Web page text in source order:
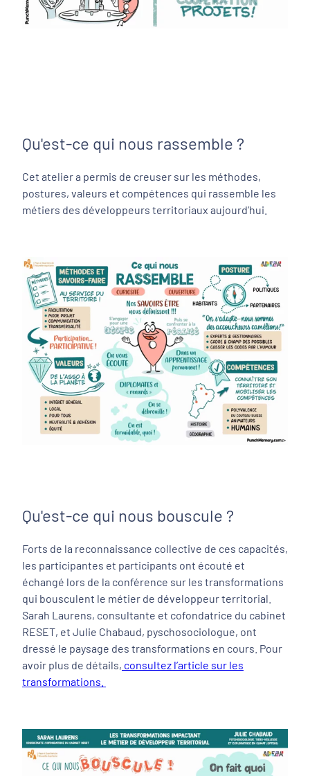
Qu'est-ce qui nous rassemble ?
Cet atelier a permis de creuser sur les méthodes,
postures, valeurs et compétences qui rassemble les
métiers des développeurs territoriaux aujourd’hui.
Qu'est-ce qui nous bouscule ?
Forts de la reconnaissance collective de ces capacités,
les participantes et participants ont écouté et
échangé lors de la conférence sur les transformations
qui bousculent le métier de développeur territorial.
Sarah Laurens, consultante et cofondatrice du cabinet
RESET, et Julie Chabaud, pyschosociologue, ont
dressé le paysage des transformations en cours. Pour
avoir plus de détails, consultez l’article sur les
transformations.